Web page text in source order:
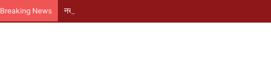
Breaking News नर्सी फाट्यावर रहस्यमय व्यक्तीची चर्चा : फाटक्या कपड्यांत तासन्तास इंग्रजी